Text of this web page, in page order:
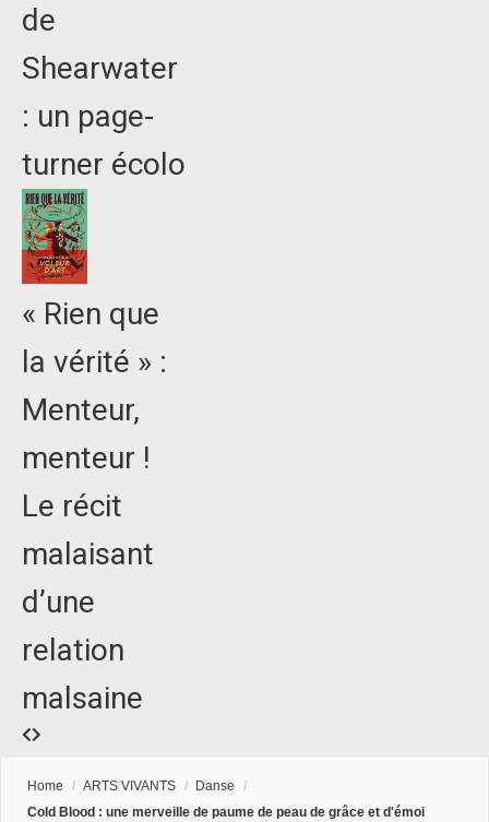
de
Shearwater
: un page-
turner écolo
« Rien que
la vérité » :
Menteur,
menteur !
Le récit
malaisant
d’une
relation
malsaine
Home / ARTS VIVANTS / Danse
/
Cold Blood : une merveille de paume de peau de grâce et d'émoi